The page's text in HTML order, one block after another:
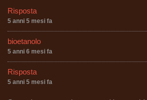
Risposta
5 anni 5 mesi fa
bioetanolo
5 anni 6 mesi fa
Risposta
5 anni 5 mesi fa